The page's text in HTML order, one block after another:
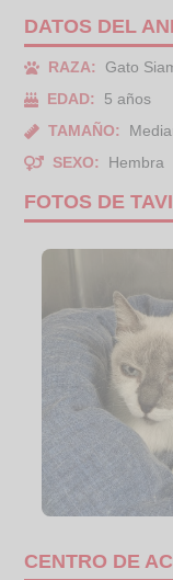
DATOS DEL
RAZA:
Gato
EDAD:
5 años
TAMAÑO:
SEXO:
Hembra
FOTOS DE
CENTRO DE